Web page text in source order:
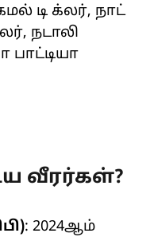
டி க்லர், நாட்
நடாலி
பாட்டியா
வீரர்கள்?
: 2024ஆம்